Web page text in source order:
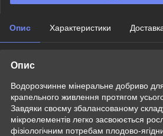
Опис Характеристики
Опис
Водорозчинне мінеральне добриво
крапельного живлення протягом
Завдяки своєму збалансованому
мікроелементів легко засвоюється
фізіологічним потребам плодово-